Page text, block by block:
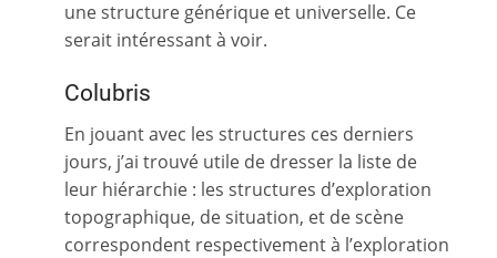
une structure générique et universelle. Ce
serait intéressant à voir.
Colubris
En jouant avec les structures ces derniers
jours, j’ai trouvé utile de dresser la liste de
leur hiérarchie : les structures d’exploration
topographique, de situation, et de scène
correspondent respectivement à l’exploration